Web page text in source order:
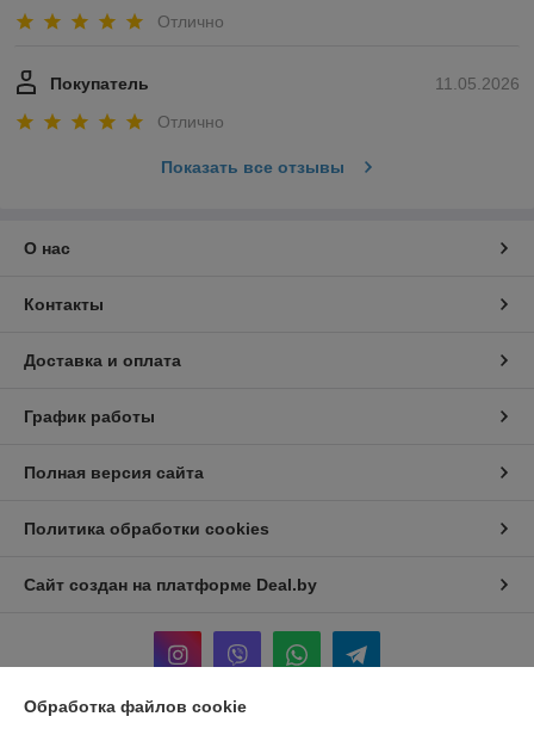
Отлично
11.05.2026
Покупатель
Отлично
Показать все отзывы
О нас
Контакты
Доставка и оплата
График работы
Полная версия сайта
Политика обработки cookies
Сайт создан на платформе Deal.by
Обработка файлов cookie